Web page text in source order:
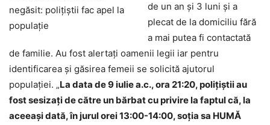
de un an și 3 luni și a
plecat de la domiciliu fără
a mai putea fi contactată
de familie. Au fost alertați oamenii legii iar pentru
identificarea și găsirea femeii se solicită ajutorul
populației. „La data de 9 iulie a.c., ora 21:20, polițiștii au
fost sesizați de către un bărbat cu privire la faptul că, la
aceeași dată, în jurul orei 13:00-14:00, soția sa HUMĂ